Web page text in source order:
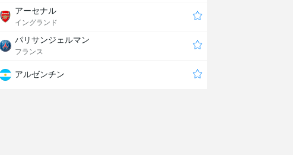
アーセナル
イングランド
パリサンジェルマン
フランス
アルゼンチン